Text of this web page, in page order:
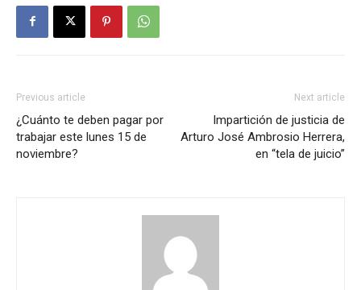
Previous article
¿Cuánto te deben pagar por
trabajar este lunes 15 de
noviembre?
Next article
Impartición de justicia de
Arturo José Ambrosio Herrera,
en “tela de juicio”